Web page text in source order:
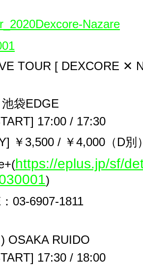
TOUR [ DEXCORE ✕
袋EDGE
17:00 / 17:30
￥3,500 / ￥4,000（D別
https://eplus.jp/sf/
)
03-6907-1811
OSAKA RUIDO
17:30 / 18:00